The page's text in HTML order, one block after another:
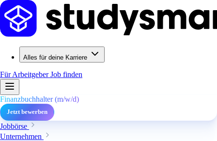
Alles für deine Karriere
Für ArbeitgeberJob finden
Finanzbuchhalter (m/w/d)
Jetzt bewerben
Jobbörse
Unternehmen